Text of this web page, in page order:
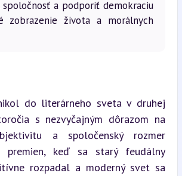
spoločnosť a podporiť demokraciu
zobrazenie života a morálnych
do literárneho sveta v druhej
s nezvyčajným dôrazom na
a spoločenský rozmer
premien, keď sa starý feudálny
rozpadal a moderný svet sa